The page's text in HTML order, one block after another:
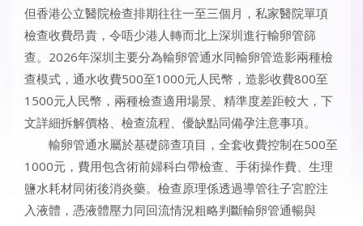
但香港公立醫院檢查排期往往一至三個月，私家醫院單項
檢查收費昂貴，令唔少港人轉而北上深圳進行輸卵管篩
查。2026年深圳主要分為輸卵管通水同輸卵管造影兩種檢
查模式，通水收費500至1000元人民幣，造影收費800至
1500元人民幣，兩種檢查適用場景、精準度差距較大，下
文詳細拆解價格、檢查流程、優缺點同備孕注意事項。
輸卵管通水屬於基礎篩查項目，全套收費控制在500至
1000元，費用包含術前婦科白帶檢查、手術操作費、生理
鹽水耗材同術後消炎藥。檢查原理係透過導管往子宮腔注
入液體，憑液體壓力同回流情況粗略判斷輸卵管通暢與